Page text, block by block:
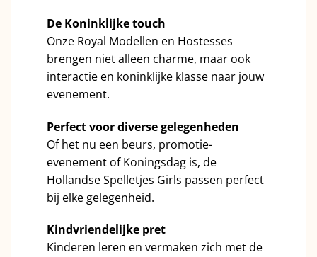
De Koninklijke touch
Onze Royal Modellen en Hostesses
brengen niet alleen charme, maar ook
interactie en koninklijke klasse naar jouw
evenement.
Perfect voor diverse gelegenheden
Of het nu een beurs, promotie-
evenement of Koningsdag is, de
Hollandse Spelletjes Girls passen perfect
bij elke gelegenheid.
Kindvriendelijke pret
Kinderen leren en vermaken zich met de